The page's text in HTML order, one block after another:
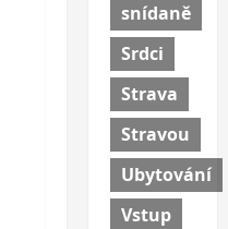
snídaně
Srdci
Strava
Stravou
Ubytování
Vstup